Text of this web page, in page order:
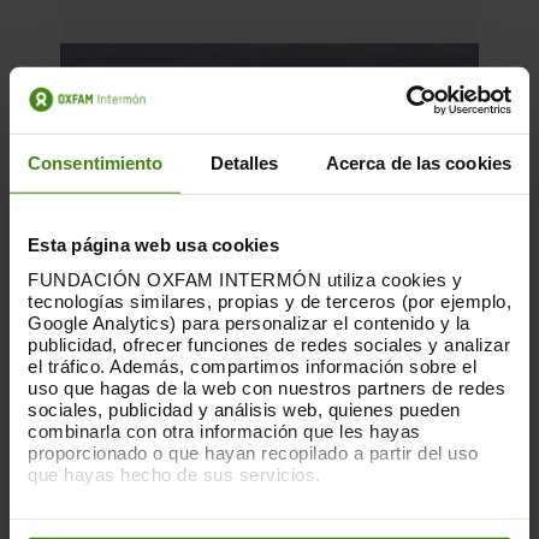
Consentimiento Detalles Acerca de las cookies
Esta página web usa cookies
FUNDACIÓN OXFAM INTERMÓN utiliza cookies y
tecnologías similares, propias y de terceros (por ejemplo,
Google Analytics) para personalizar el contenido y la
publicidad, ofrecer funciones de redes sociales y analizar
el tráfico. Además, compartimos información sobre el
uso que hagas de la web con nuestros partners de redes
sociales, publicidad y análisis web, quienes pueden
combinarla con otra información que les hayas
proporcionado o que hayan recopilado a partir del uso
que hayas hecho de sus servicios.
09.06.2026
Personas, Poder, Beneficios, Planeta